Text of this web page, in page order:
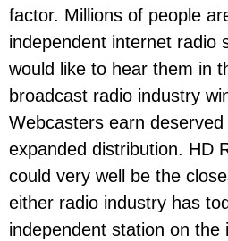
factor. Millions of people
independent internet radio
would like to hear them in
broadcast radio industry
Webcasters earn deserved
expanded distribution. HD
could very well be the
either radio industry has
independent station on the